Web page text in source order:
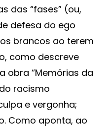
das “fases” (ou,
defesa do ego
brancos ao terem
como descreve
obra “Memórias da
racismo
e vergonha;
Como aponta, ao